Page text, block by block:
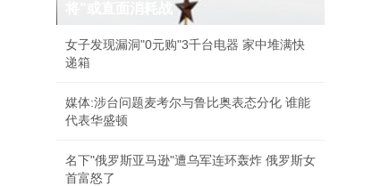
女子发现漏洞"0元购"3千台电器 家中堆满快
递箱
媒体:涉台问题麦考尔与鲁比奥表态分化 谁能
代表华盛顿
名下"俄罗斯亚马逊"遭乌军连环轰炸 俄罗斯女
首富怒了